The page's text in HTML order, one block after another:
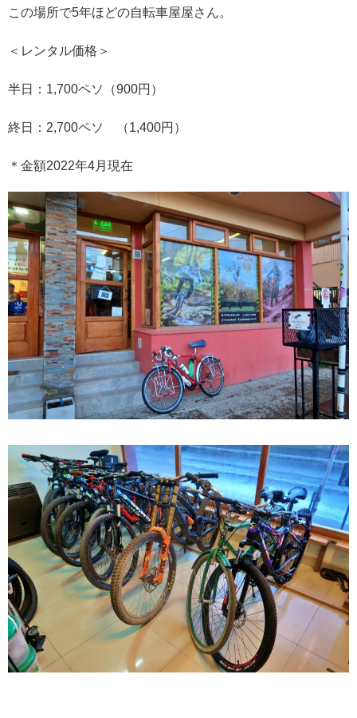
この場所で5年ほどの自転車屋屋さん。
＜レンタル価格＞
半日：1,700ペソ（900円）
終日：2,700ペソ （1,400円）
＊金額2022年4月現在